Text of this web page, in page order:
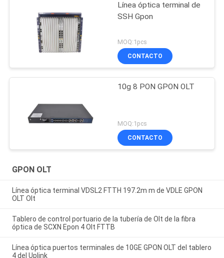
Línea óptica terminal de
SSH Gpon
MOQ:1pcs
CONTACTO
10g 8 PON GPON OLT
MOQ:1pcs
CONTACTO
GPON OLT
Línea óptica terminal VDSL2 FTTH 197.2m m de VDLE GPON
OLT Olt
Tablero de control portuario de la tubería de Olt de la fibra
óptica de SCXN Epon 4 Olt FTTB
Línea óptica puertos terminales de 10GE GPON OLT del tablero
4 del Uplink